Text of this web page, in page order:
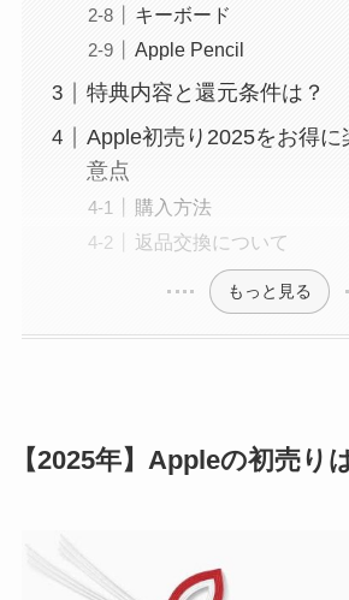
キーボード
Apple Pencil
特典内容と還元条件は？
Apple初売り2025をお得に
意点
購入方法
返品交換について
もっと見る
【2025年】Appleの初売り